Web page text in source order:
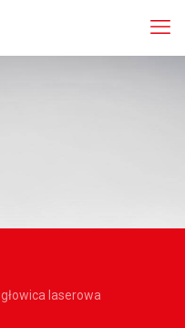
głowica laserowa